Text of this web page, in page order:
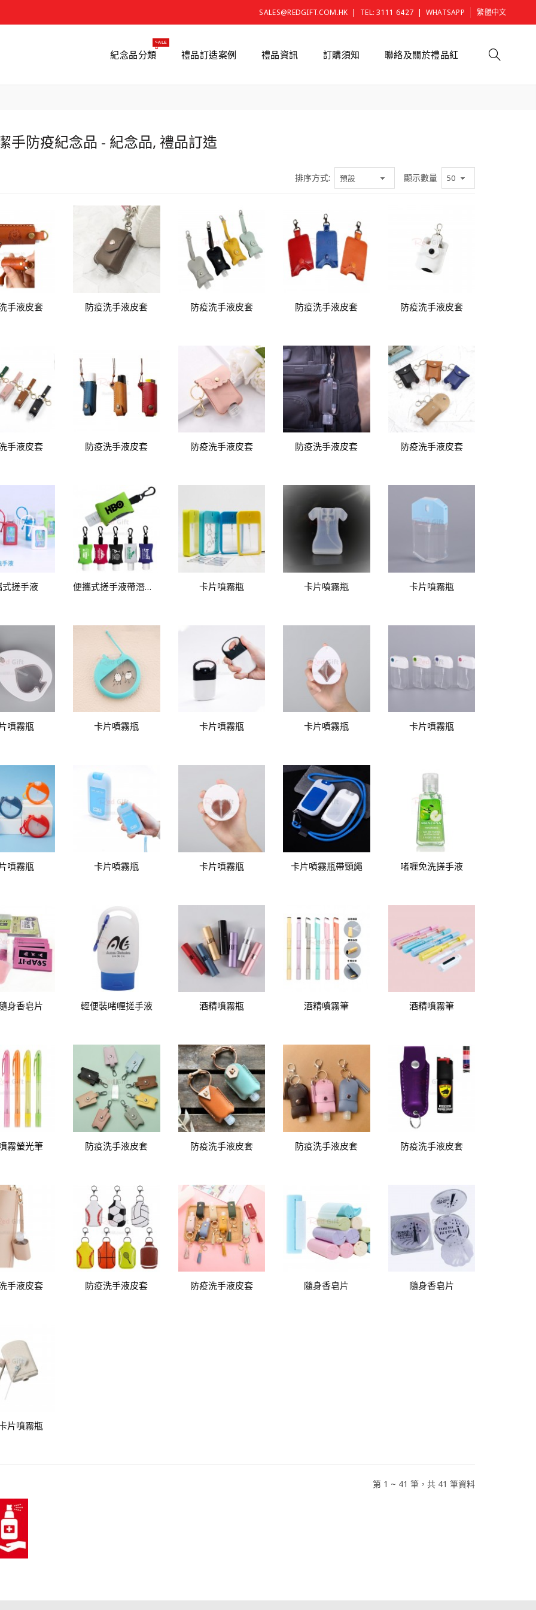
SALES@REDGIFT.COM.HK | TEL: 3111 6427 | WHATSAPP 繁體中文
紀念品分類
SALE
禮品訂造案例 禮品資訊 訂購須知 聯絡及關於禮品紅
手防疫紀念品 - 紀念品, 禮品訂造
排序方式: 顯示數量
手液皮套 防疫洗手液皮套 防疫洗手液皮套 防疫洗手液皮套 防疫洗手液皮套
手液皮套 防疫洗手液皮套 防疫洗手液皮套 防疫洗手液皮套 防疫洗手液皮套
式搓手液 便攜式搓手液帶潛水料套 卡片噴霧瓶 卡片噴霧瓶 卡片噴霧瓶
噴霧瓶 卡片噴霧瓶 卡片噴霧瓶 卡片噴霧瓶 卡片噴霧瓶
噴霧瓶 卡片噴霧瓶 卡片噴霧瓶 卡片噴霧瓶帶頸繩 啫喱免洗搓手液
身香皂片 輕便裝啫喱搓手液 酒精噴霧瓶 酒精噴霧筆 酒精噴霧筆
霧螢光筆 防疫洗手液皮套 防疫洗手液皮套 防疫洗手液皮套 防疫洗手液皮套
手液皮套 防疫洗手液皮套 防疫洗手液皮套 隨身香皂片 隨身香皂片
片噴霧瓶
第 1 ~ 41 筆，共 41 筆資料